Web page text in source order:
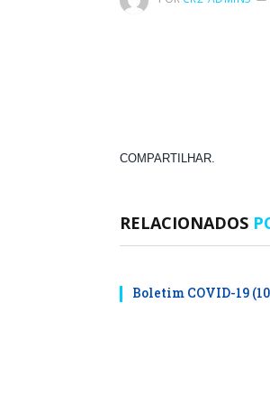
COMPARTILHAR.
RELACIONADOS
Boletim COVID-19